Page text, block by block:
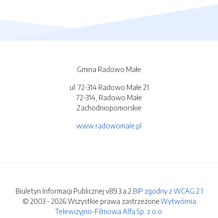
Gmina Radowo Małe
ul. 72-314 Radowo Małe 21
72-314, Radowo Małe
Zachodniopomorskie
www.radowomale.pl
Biuletyn Informacji Publicznej v89.3.a.2 BIP zgodny z WCAG 2.1
© 2003 - 2026 Wszystkie prawa zastrzeżone.Wytwórnia
Telewizyjno-Filmowa Alfa Sp. z o.o.